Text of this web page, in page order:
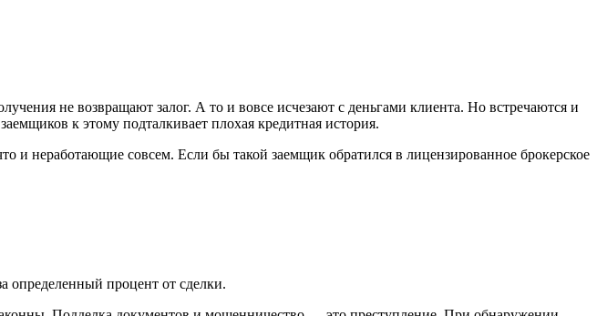
не возвращают залог. А то и вовсе исчезают с деньгами клиента. Но встречаются и
к этому подталкивает плохая кредитная история.
и неработающие совсем. Если бы такой заемщик обратился в лицензированное брокерское
определенный процент от сделки.